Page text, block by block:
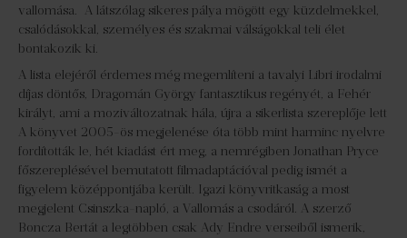
vallomása. A látszólag sikeres pálya mögött egy küzdelmekkel,
csalódásokkal, személyes és szakmai válságokkal teli élet
bontakozik ki.
A lista elejéről érdemes még megemlíteni a tavalyi Libri irodalmi
díjas döntős, Dragomán György fantasztikus regényét, a Fehér
királyt, ami a moziváltozatnak hála, újra a sikerlista szereplője lett
A könyvet 2005-ös megjelenése óta több mint harminc nyelvre
fordították le, hét kiadást ért meg, a nemrégiben Jonathan Pryce
főszereplésével bemutatott filmadaptációval pedig ismét a
figyelem középpontjába került. Igazi könyvritkaság a most
megjelent Csinszka-napló, a Vallomás a csodáról. A szerző
Boncza Bertát a legtöbben csak Ady Endre verseiből ismerik,